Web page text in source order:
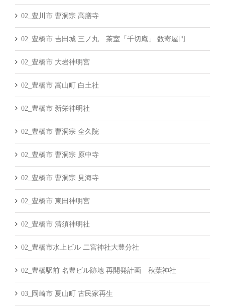
02_豊川市 曹洞宗 高膳寺
02_豊橋市 吉田城 三ノ丸 茶室「千切庵」 数寄屋門
02_豊橋市 大岩神明宮
02_豊橋市 嵩山町 白土社
02_豊橋市 新栄神明社
02_豊橋市 曹洞宗 全久院
02_豊橋市 曹洞宗 原中寺
02_豊橋市 曹洞宗 見海寺
02_豊橋市 東田神明宮
02_豊橋市 清須神明社
02_豊橋市水上ビル 二宮神社大豊分社
02_豊橋駅前 名豊ビル跡地 再開発計画 秋葉神社
03_岡崎市 夏山町 古民家再生